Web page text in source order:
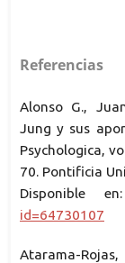
Referencias
Alonso G.,
Jung y sus
Psychologica,
70. Pontificia
Disponible
id=64730107
Atarama-